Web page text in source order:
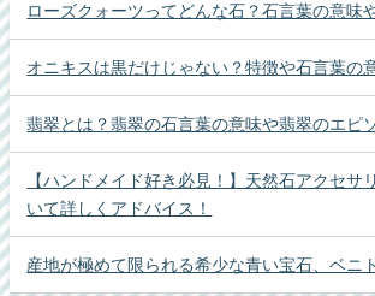
ローズクォーツってどんな石？石言葉の意味
オニキスは黒だけじゃない？特徴や石言葉の
翡翠とは？翡翠の石言葉の意味や翡翠のエピ
【ハンドメイド好き必見！】天然石アクセサ
いて詳しくアドバイス！
産地が極めて限られる希少な青い宝石、ベニ